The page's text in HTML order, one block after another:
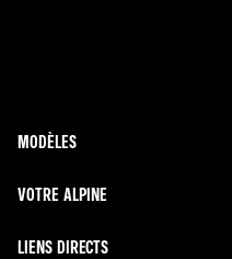
MODÈLES
VOTRE ALPINE
LIENS DIRECTS